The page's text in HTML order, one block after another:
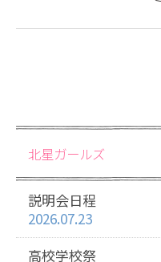
北星ガールズ
説明会日程
2026.07.23
高校学校祭